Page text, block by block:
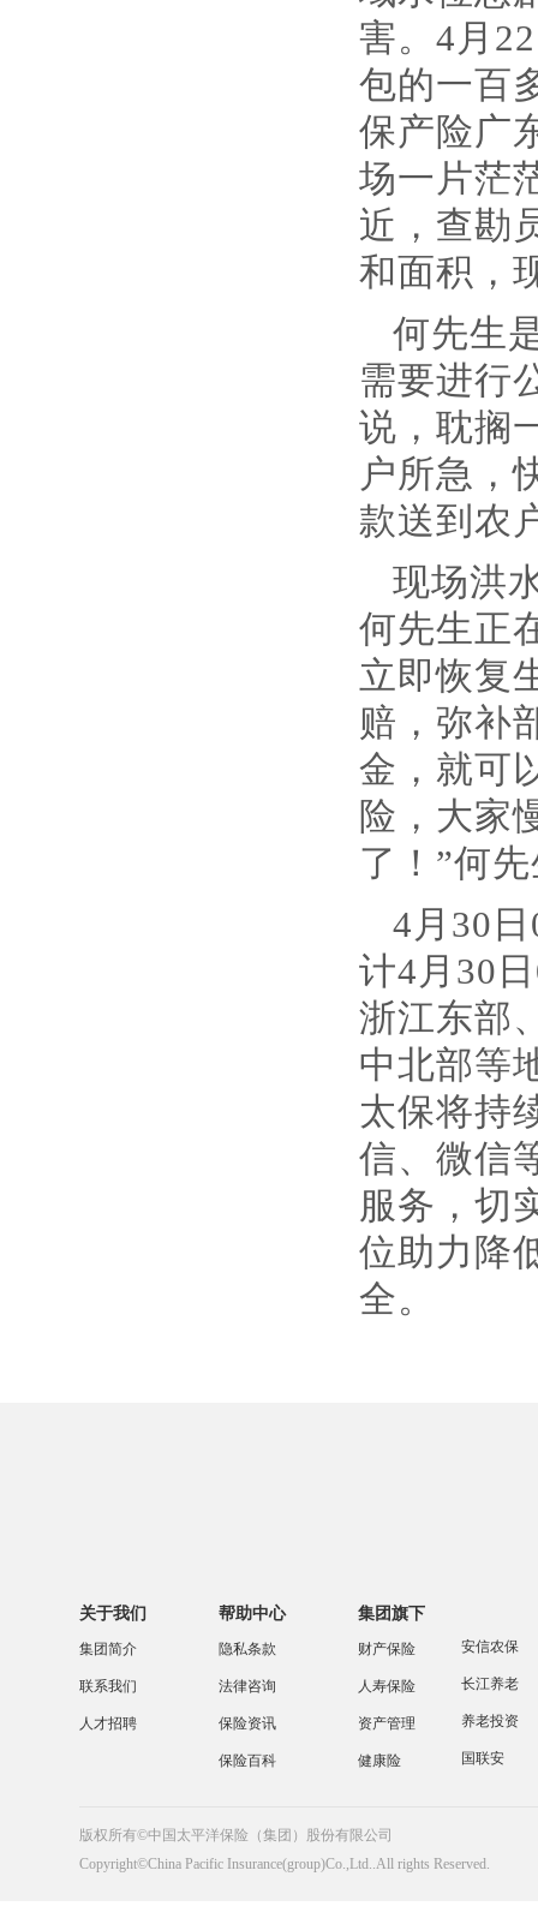
害。4月
包的一百
保产险广
场一片茫
近，查勘
和面积，
何先生
需要进行
说，耽搁
户所急，
款送到农
现场洪
何先生正
立即恢复
赔，弥补
金，就可
险，大家
了！”何
4月30
计4月30
浙江东部
中北部等
太保将持
信、微信
服务，切
位助力降
全。
关于我们
集团简介
联系我们
人才招聘
帮助中心
隐私条款
法律咨询
保险资讯
保险百科
集团旗下
财产保险
人寿保险
资产管理
健康险
安信农保
长江养老
养老投资
国联安
版权所有©中国太平洋保险（集团）股份有限公司
Copyright©China Pacific Insurance(group)Co.,Ltd..All rights Reserved.